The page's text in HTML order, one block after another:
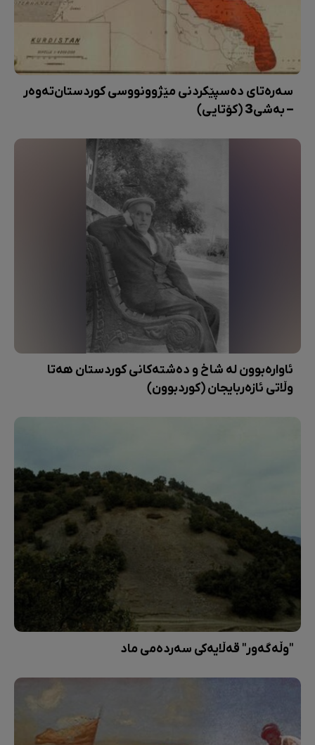
سەرەتای دەسپێکردنی مێژوونووسی کوردستان‌تەوەر
– بەشی3 (کۆتایی)
ئاوارەبوون لە شاخ و دەشتەکانی کوردستان هەتا
وڵاتی ئازەربایجان (کوردبوون)
"وڵەگەور" قەڵایەکی سەردەمی ماد